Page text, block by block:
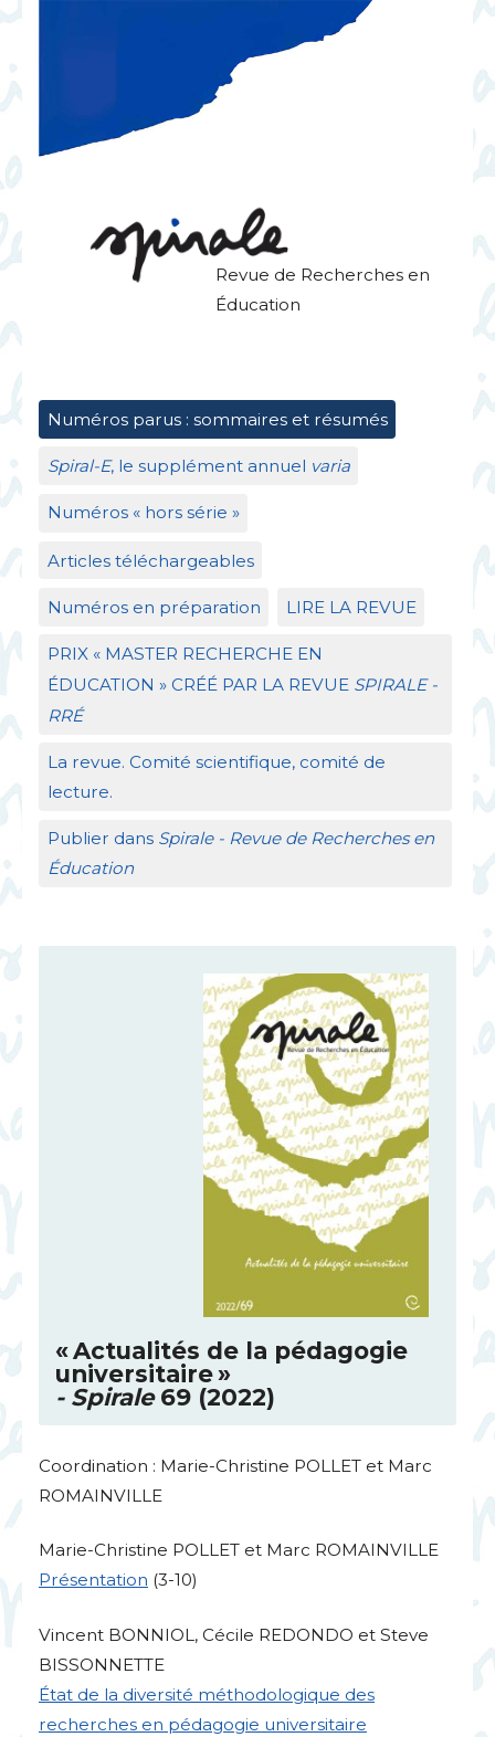
Revue de Recherches en
Éducation
Numéros parus : sommaires et résumés
Spiral-E, le supplément annuel varia
Numéros « hors série »
Articles téléchargeables
Numéros en préparation LIRE LA REVUE
PRIX« MASTER RECHERCHE EN
ÉDUCATION » CRÉÉ PAR LA REVUE SPIRALE-
RRÉ
La revue. Comité scientifique, comité de
lecture.
Publier dans Spirale - Revue de Recherches en
Éducation
«Actualités de la pédagogie
universitaire»
- Spirale69 (2022)
Coordination : Marie-Christine POLLET et Marc
ROMAINVILLE
Marie-Christine POLLET et Marc ROMAINVILLE
Présentation (3-10)
Vincent BONNIOL, Cécile REDONDO et Steve
BISSONNETTE
État de la diversité méthodologique des
recherches en pédagogie universitaire